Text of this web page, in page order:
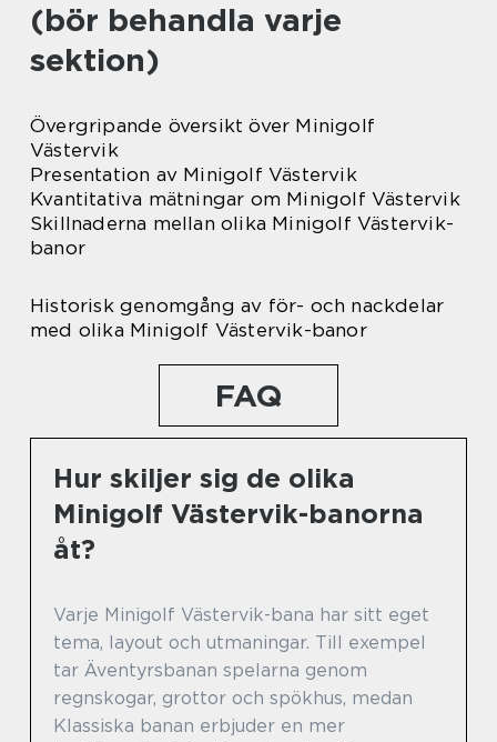
(bör behandla varje
sektion)
Övergripande översikt över Minigolf
Västervik
Presentation av Minigolf Västervik
Kvantitativa mätningar om Minigolf Västervik
Skillnaderna mellan olika Minigolf Västervik-
banor
Historisk genomgång av för- och nackdelar
med olika Minigolf Västervik-banor
FAQ
Hur skiljer sig de olika
Minigolf Västervik-banorna
åt?
Varje Minigolf Västervik-bana har sitt eget
tema, layout och utmaningar. Till exempel
tar Äventyrsbanan spelarna genom
regnskogar, grottor och spökhus, medan
Klassiska banan erbjuder en mer